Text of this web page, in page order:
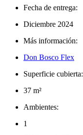
Fecha de entrega:
Diciembre 2024
Más información:
Don Bosco Flex
Superficie cubierta:
37 m²
Ambientes:
1